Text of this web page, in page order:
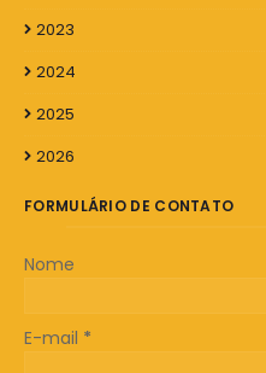
2023
2024
2025
2026
FORMULÁRIO DE CONTATO
Nome
E-mail *